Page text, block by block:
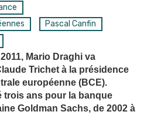
Pascal Canfin
Mario Draghi va
Trichet à la présidence
européenne (BCE).
trois ans pour la banque
Goldman Sachs, de 2002 à